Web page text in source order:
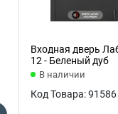
Входная дверь
12 - Беленый дуб
В наличии
Код Товара: 91586